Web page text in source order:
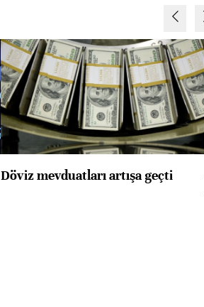
Döviz mevduatları artışa geçti